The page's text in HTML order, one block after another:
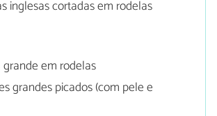
inglesas cortadas em rodelas
grande em rodelas
grandes picados (com pele e